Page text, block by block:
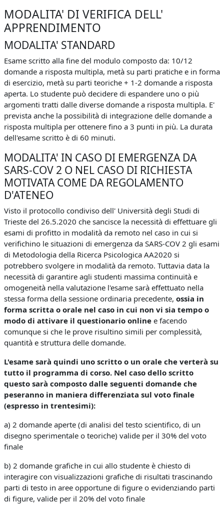
MODALITA' DI VERIFICA DELL'
APPRENDIMENTO
MODALITA' STANDARD
Esame scritto alla fine del modulo composto da: 10/12
domande a risposta multipla, metà su parti pratiche e in forma
di esercizio, metà su parti teoriche + 1-2 domande a risposta
aperta. Lo studente può decidere di espandere uno o più
argomenti tratti dalle diverse domande a risposta multipla. E'
prevista anche la possibilità di integrazione delle domande a
risposta multipla per ottenere fino a 3 punti in più. La durata
dell'esame scritto è di 60 minuti.
MODALITA' IN CASO DI EMERGENZA DA
SARS-COV 2 O NEL CASO DI RICHIESTA
MOTIVATA COME DA REGOLAMENTO
D'ATENEO
Visto il protocollo condiviso dell' Università degli Studi di
Trieste del 26.5.2020 che sancisce la necessità di effettuare gli
esami di profitto in modalità da remoto nel caso in cui si
verifichino le situazioni di emergenza da SARS-COV 2 gli esami
di Metodologia della Ricerca Psicologica AA2020 si
potrebbero svolgere in modalità da remoto. Tuttavia data la
necessità di garantire agli studenti massima continuità e
omogeneità nella valutazione l'esame sarà effettuato nella
stessa forma della sessione ordinaria precedente, ossia in
forma scritta o orale nel caso in cui non vi sia tempo o
modo di attivare il questionario online e facendo
comunque si che le prove risultino simili per complessità,
quantità e struttura delle domande.
L'esame sarà quindi uno scritto o un orale che verterà su
tutto il programma di corso. Nel caso dello scritto
questo sarà composto dalle seguenti domande che
peseranno in maniera differenziata sul voto finale
(espresso in trentesimi):
a) 2 domande aperte (di analisi del testo scientifico, di un
disegno sperimentale o teoriche) valide per il 30% del voto
finale
b) 2 domande grafiche in cui allo studente è chiesto di
interagire con visualizzazioni grafiche di risultati trascinando
parti di testo in aree opportune di figure o evidenziando parti
di figure, valide per il 20% del voto finale